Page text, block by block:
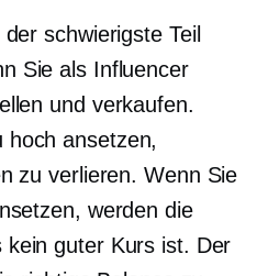
schwierigste Teil
Sie als Influencer
und verkaufen.
hoch ansetzen,
zu verlieren. Wenn Sie
werden die
guter Kurs ist. Der